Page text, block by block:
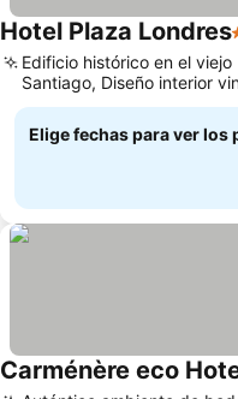
Hotel Plaza Londres
Edificio histórico en el viejo
Santiago, Diseño interior
Elige fechas para ver los
Carménère eco